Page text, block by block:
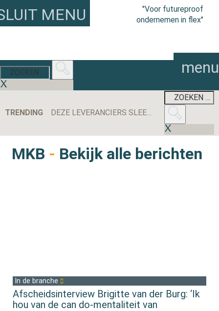
"Voor futureproof
ondernemen in flex"
MENU
menu
TRENDING DEZE LEVERANCIERS SLEEPTEN DE MEESTE AANBESTEDINGEN BINNEN IN 2025
MKB - Bekijk alle berichten
In de branche
Afscheidsinterview Brigitte van der Burg: ‘Ik
hou van de can do-mentaliteit van